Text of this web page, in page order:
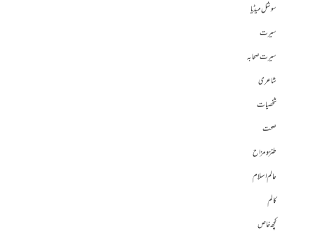
سوشل میڈیا
سیرت
سیرت صحابہ
شاعری
شخصیات
صحت
طنز و مزاح
عالم اسلام
کالم
کچھ خاص